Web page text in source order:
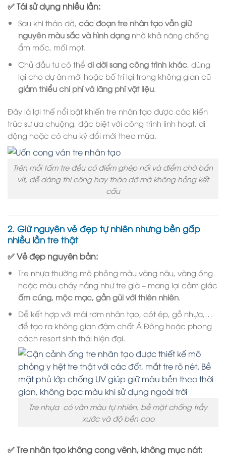
✅ Tái sử dụng nhiều lần:
Sau khi tháo dỡ, các đoạn tre nhân tạo vẫn giữ
nguyên màu sắc và hình dạngnhờ khả năng chống
ẩm mốc, mối mọt.
Chủ đầu tư có thể di dời sang công trình khác, dùng
lại cho dự án mới hoặc bố trí lại trong không gian cũ –
giảm thiểu chi phí và lãng phí vật liệu.
Đây là lợi thế nổi bật khiến tre nhân tạo được các kiến
trúc sư ưa chuộng, đặc biệt với công trình linh hoạt, di
động hoặc có chu kỳ đổi mới theo mùa.
Trên mỗi tấm tre đều có điểm ghép nối và điểm chờ bắn
vít, dễ dàng thi công hay tháo dỡ mà không hỏng kết
cấu
2. Giữ nguyên vẻ đẹp tự nhiên nhưng bền gấp
nhiều lần tre thật
✅ Vẻ đẹp nguyên bản:
Tre nhựa thường mô phỏng màu vàng nâu, vàng óng
hoặc màu cháy nắng như tre già – mang lại cảm giác
ấm cúng, mộc mạc, gần gũi với thiên nhiên.
Dễ kết hợp với mái rơm nhân tạo, cót ép, gỗ nhựa,…
để tạo ra không gian đậm chất Á Đông hoặc phong
cách resort sinh thái hiện đại.
Tre nhựa có vân màu tự nhiên, bề mặt chống trầy
xước và độ bền cao
✅ Tre nhân tạo không cong vênh, không mục nát: